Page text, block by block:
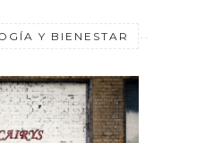
Y BIENESTAR